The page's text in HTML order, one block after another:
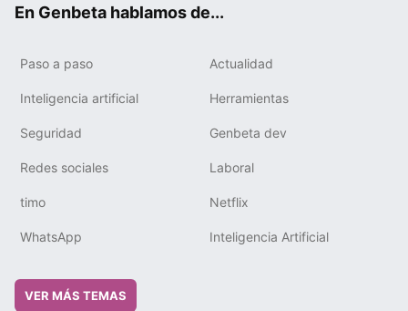
En Genbeta hablamos de...
Paso a paso Actualidad
Inteligencia artificial Herramientas
Seguridad Genbeta dev
Redes sociales Laboral
timo Netflix
WhatsApp Inteligencia Artificial
VER MÁS TEMAS